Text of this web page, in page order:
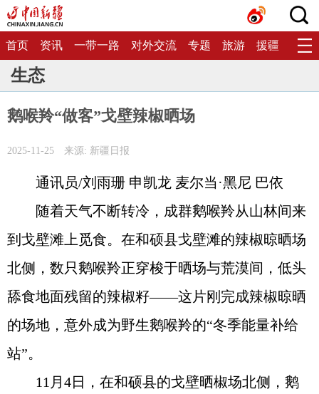
首页 资讯 一带一路 对外交流 专题 旅游 援疆 生态
生态
鹅喉羚“做客”戈壁辣椒晒场
2025-11-25 来源: 新疆日报
通讯员/刘雨珊 申凯龙 麦尔当·黑尼 巴依
随着天气不断转冷，成群鹅喉羚从山林间来
到戈壁滩上觅食。在和硕县戈壁滩的辣椒晾晒场
北侧，数只鹅喉羚正穿梭于晒场与荒漠间，低头
舔食地面残留的辣椒籽——这片刚完成辣椒晾晒
的场地，意外成为野生鹅喉羚的“冬季能量补给
站”。
11月4日，在和硕县的戈壁晒椒场北侧，鹅